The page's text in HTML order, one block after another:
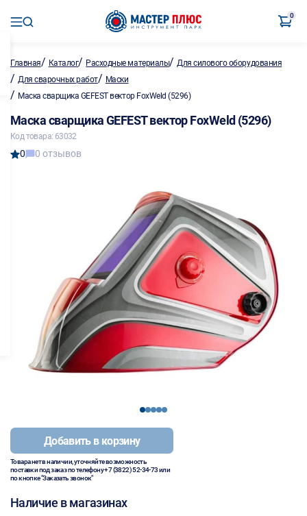
0
Главная/ Каталог/ Расходные материалы/Для силового оборудования
/ Для сварочных работ/ Маски
/ Маска сварщика GEFEST вектор FoxWeld (5296)
Маска сварщика GEFEST вектор FoxWeld (5296)
Код товара: 63032
0 0 отзывов
12345
Добавить в корзину
Товара нет в наличии, уточняйте возможность
поставки под заказ по телефону+7 (3822) 52-34-73или
по кнопке "Заказать звонок"
Наличие в магазинах